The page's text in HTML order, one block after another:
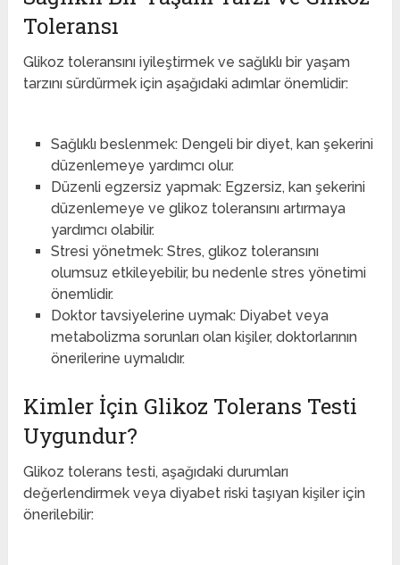
Toleransı
Glikoz toleransını iyileştirmek ve sağlıklı bir yaşam
tarzını sürdürmek için aşağıdaki adımlar önemlidir:
Sağlıklı beslenmek: Dengeli bir diyet, kan şekerini
düzenlemeye yardımcı olur.
Düzenli egzersiz yapmak: Egzersiz, kan şekerini
düzenlemeye ve glikoz toleransını artırmaya
yardımcı olabilir.
Stresi yönetmek: Stres, glikoz toleransını
olumsuz etkileyebilir, bu nedenle stres yönetimi
önemlidir.
Doktor tavsiyelerine uymak: Diyabet veya
metabolizma sorunları olan kişiler, doktorlarının
önerilerine uymalıdır.
Kimler İçin Glikoz Tolerans Testi
Uygundur?
Glikoz tolerans testi, aşağıdaki durumları
değerlendirmek veya diyabet riski taşıyan kişiler için
önerilebilir: